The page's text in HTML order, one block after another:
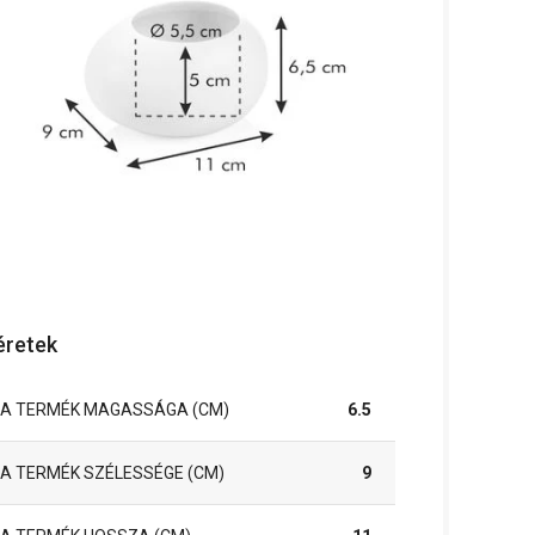
A TERMÉK MAGASSÁGA (CM) 6.5
A TERMÉK SZÉLESSÉGE (CM) 9